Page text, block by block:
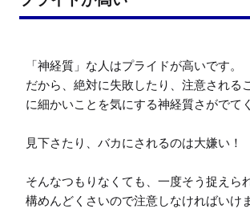
「神経質」な人はプライドが高いです。
だから、絶対に失敗したり、注意される
に細かいことを気にする神経質さがでて
見下さたり、バカにされるのは大嫌い！
そんなつもりなくても、一度そう捉えら
構めんどくさいので注意しなければいけ